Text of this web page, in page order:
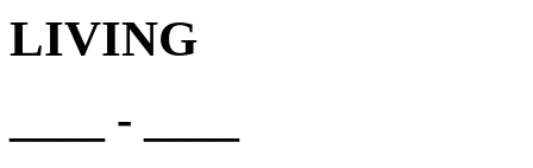
LIVING
____ - ____